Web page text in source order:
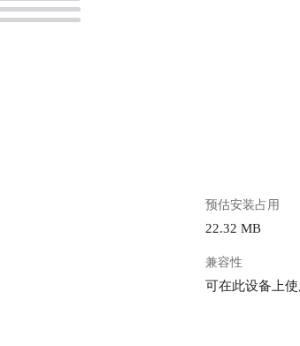
预估安装占用
22.32 MB
兼容性
可在此设备上使